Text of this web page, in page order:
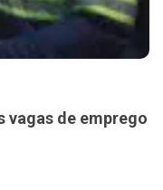
vagas de emprego